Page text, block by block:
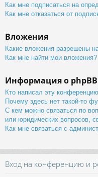
Как мне подписаться на
Как мне отказаться от
Вложения
Какие вложения разрешены
Как мне найти мои вложения?
Информация о phpBB
Кто написал эту
Почему здесь нет такой-то
С кем можно связаться по
или юридических вопросов,
Как мне связаться с
Вход на конференцию и